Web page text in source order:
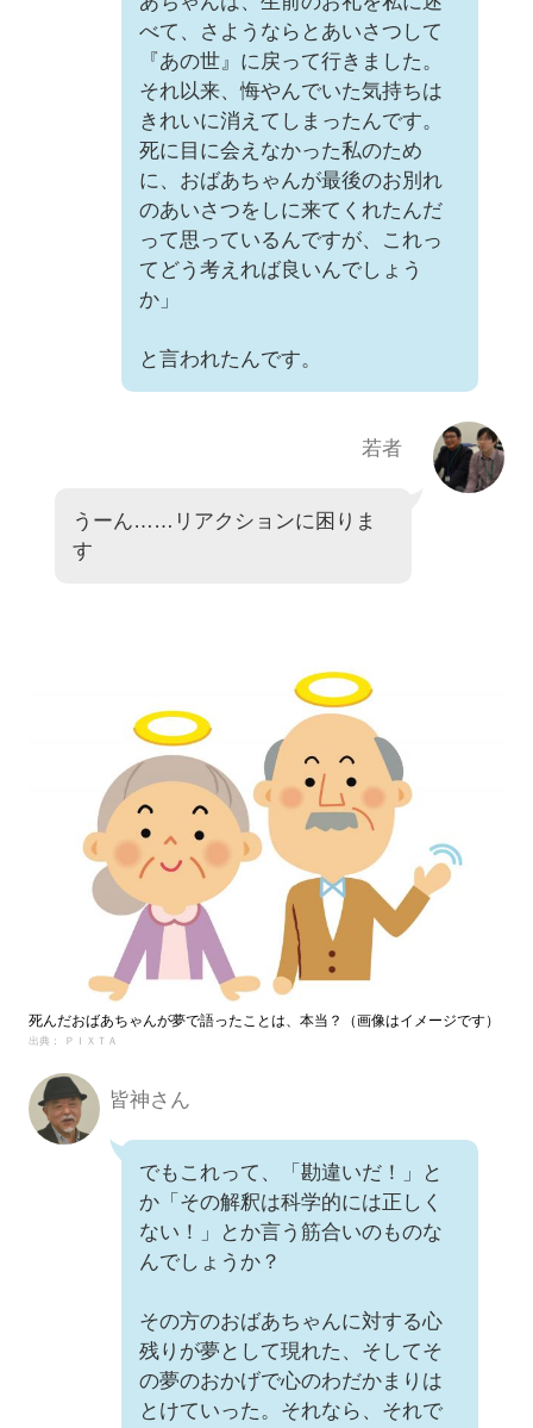
べて、さようならとあいさつして
『あの世』に戻って行きました。
それ以来、悔やんでいた気持ちは
きれいに消えてしまったんです。
死に目に会えなかった私のため
に、おばあちゃんが最後のお別れ
のあいさつをしに来てくれたんだ
って思っているんですが、これっ
てどう考えれば良いんでしょう
か」
と言われたんです。
若者
うーん……リアクションに困りま
す
死んだおばあちゃんが夢で語ったことは、本当？（画像はイメージです）
出典： ＰＩＸＴＡ
皆神さん
でもこれって、「勘違いだ！」と
か「その解釈は科学的には正しく
ない！」とか言う筋合いのものな
んでしょうか？
その方のおばあちゃんに対する心
残りが夢として現れた、そしてそ
の夢のおかげで心のわだかまりは
とけていった。それなら、それで